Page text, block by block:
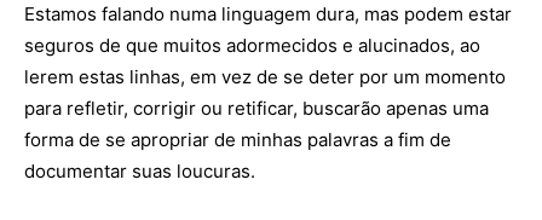
Estamos falando numa linguagem dura, mas podem estar
seguros de que muitos adormecidos e alucinados, ao
lerem estas linhas, em vez de se deter por um momento
para refletir, corrigir ou retificar, buscarão apenas uma
forma de se apropriar de minhas palavras a fim de
documentar suas loucuras.